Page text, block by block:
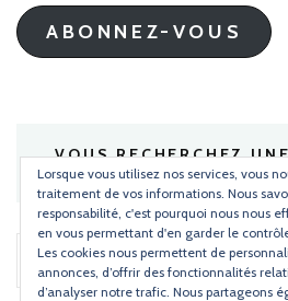
ABONNEZ-VOUS
VOUS RECHERCHEZ
Rechercher :
Lorsque vous utilisez nos services, vous
traitement de vos informations. Nous
responsabilité, c'est pourquoi nous nous
en vous permettant d'en garder le
Les cookies nous permettent de
annonces, d’offrir des fonctionnalités
d’analyser notre trafic. Nous partageons